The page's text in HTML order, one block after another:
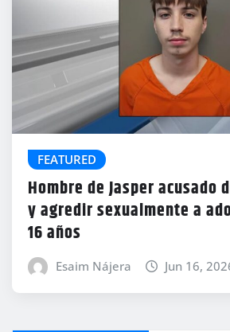
FEATURED
Hombre de Jasper acusado
y agredir sexualmente a
16 años
Esaim Nájera Jun 16,